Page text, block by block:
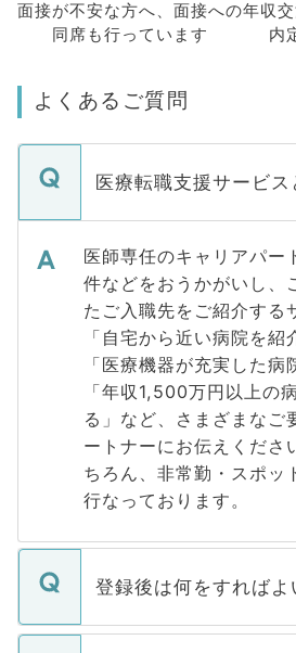
面接が不安な方へ、 面接への
同席も行っています
年収
内
よくあるご質問
医療転職支援サービス
医師専任のキャリアパー
件などをおうかがいし、
たご入職先をご紹介する
「自宅から近い病院を紹
「医療機器が充実した病
「年収1,500万円以上の
る」など、さまざまなご
ートナーにお伝えくださ
ちろん、非常勤・スポッ
行なっております。
登録後は何をすればよ
ご登録いただきましたら